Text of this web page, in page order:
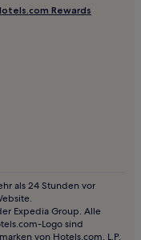
Rewards
als 24 Stunden vor
Expedia Group. Alle
Logo sind
von Hotels.com, L.P.